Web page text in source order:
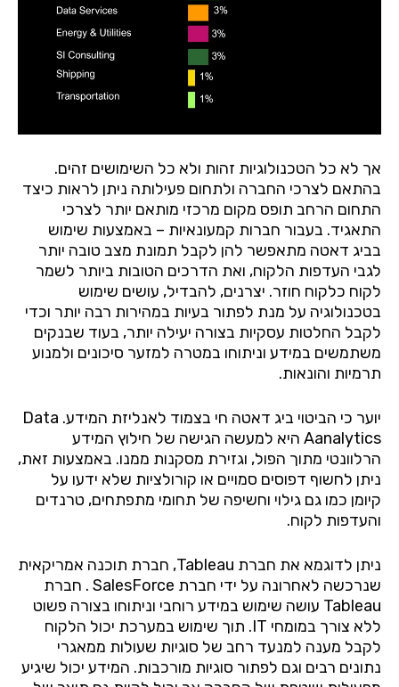
אך לא כל הטכנולוגיות זהות ולא כל השימושים זהים.
בהתאם לצרכי החברה ולתחום פעילותה ניתן לראות כיצד
התחום הרחב תופס מקום מרכזי מותאם יותר לצרכי
התאגיד. בעבור חברות קמעונאיות – באמצעות שימוש
בביג דאטה מתאפשר להן לקבל תמונת מצב טובה יותר
לגבי העדפות הלקוח, ואת הדרכים הטובות ביותר לשמר
לקוח כלקוח חוזר. יצרנים, להבדיל, עושים שימוש
בטכנולוגיה על מנת לפתור בעיות במהירות רבה יותר וכדי
לקבל החלטות עסקיות בצורה יעילה יותר, בעוד שבנקים
משתמשים במידע וניתוחו במטרה למזער סיכונים ולמנוע
תרמיות והונאות.
יוער כי הביטוי ביג דאטה חי בצמוד לאנליזת המידע . Data
Aanalytics היא למעשה הגישה של חילוץ המידע
הרלוונטי מתוך הפול, וגזירת מסקנות ממנו. באמצעות זאת,
ניתן לחשוף דפוסים סמויים או קורולציות שלא ידעו על
קיומן כמו גם גילוי וחשיפה של תחומי מתפתחים, טרנדים
והעדפות לקוח.
ניתן לדוגמא את חברת חברת תוכנה אמריקאית
שנרכשה לאחרונה על ידי חברת
חברת
Tableau עושה שימוש במידע רוחבי וניתוחו בצורה פשוט
ללא צורך במומחי תוך שימוש במערכת יכול הלקוח
לקבל מענה למנעד רחב של סוגיות שעולות ממאגרי
נתונים רבים וגם לפתור סוגיות מורכבות. המידע יכול שיגיע